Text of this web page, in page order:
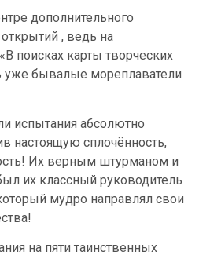
дополнительного
, ведь на
поисках карты творческих
уже бывалые мореплаватели
испытания абсолютно
настоящую сплочённость,
Их верным штурманом и
их классный руководитель
мудро направлял свои
на пяти таинственных